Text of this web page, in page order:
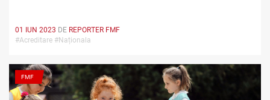
01 IUN 2023 DE REPORTER FMF
#Acreditare #Naționala
FMF